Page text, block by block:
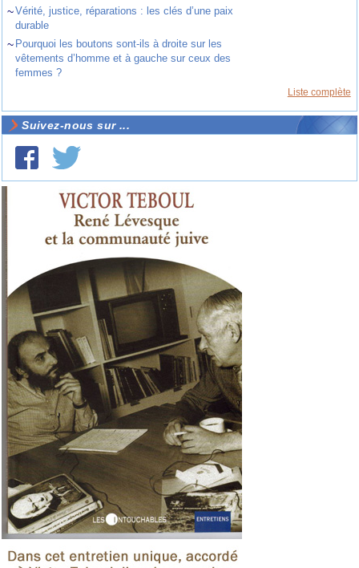
~Vérité, justice, réparations : les clés d’une paix
durable
~ Pourquoi les boutons sont-ils à droite sur les
vêtements d’homme et à gauche sur ceux des
femmes ?
Liste complète
Suivez-nous sur ...